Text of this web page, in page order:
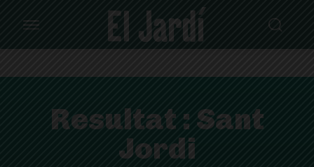
Resultat : Sant
Jordi